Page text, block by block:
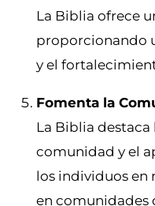
La Biblia ofrece
proporcionando
y el
Fomenta la
La Biblia
comunidad y el
los individuos en
en comunidades